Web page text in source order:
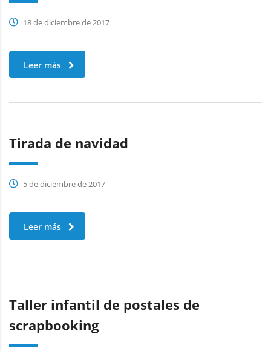
18 de diciembre de 2017
Leer más
Tirada de navidad
5 de diciembre de 2017
Leer más
Taller infantil de postales de
scrapbooking